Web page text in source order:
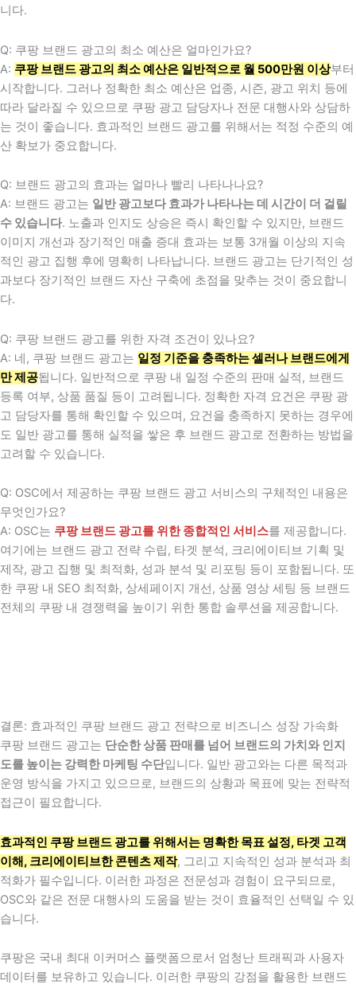
니다.
Q: 쿠팡 브랜드 광고의 최소 예산은 얼마인가요?
A: 쿠팡 브랜드 광고의 최소 예산은 일반적으로 월 500만원 이상부터
시작합니다. 그러나 정확한 최소 예산은 업종, 시즌, 광고 위치 등에
따라 달라질 수 있으므로 쿠팡 광고 담당자나 전문 대행사와 상담하
는 것이 좋습니다. 효과적인 브랜드 광고를 위해서는 적정 수준의 예
산 확보가 중요합니다.
Q: 브랜드 광고의 효과는 얼마나 빨리 나타나나요?
A: 브랜드 광고는 일반 광고보다 효과가 나타나는 데 시간이 더 걸릴
수 있습니다. 노출과 인지도 상승은 즉시 확인할 수 있지만, 브랜드
이미지 개선과 장기적인 매출 증대 효과는 보통 3개월 이상의 지속
적인 광고 집행 후에 명확히 나타납니다. 브랜드 광고는 단기적인 성
과보다 장기적인 브랜드 자산 구축에 초점을 맞추는 것이 중요합니
다.
Q: 쿠팡 브랜드 광고를 위한 자격 조건이 있나요?
A: 네, 쿠팡 브랜드 광고는 일정 기준을 충족하는 셀러나 브랜드에게
만 제공됩니다. 일반적으로 쿠팡 내 일정 수준의 판매 실적, 브랜드
등록 여부, 상품 품질 등이 고려됩니다. 정확한 자격 요건은 쿠팡 광
고 담당자를 통해 확인할 수 있으며, 요건을 충족하지 못하는 경우에
도 일반 광고를 통해 실적을 쌓은 후 브랜드 광고로 전환하는 방법을
고려할 수 있습니다.
Q: OSC에서 제공하는 쿠팡 브랜드 광고 서비스의 구체적인 내용은
무엇인가요?
A: OSC는 쿠팡 브랜드 광고를 위한 종합적인 서비스를 제공합니다.
여기에는 브랜드 광고 전략 수립, 타겟 분석, 크리에이티브 기획 및
제작, 광고 집행 및 최적화, 성과 분석 및 리포팅 등이 포함됩니다. 또
한 쿠팡 내 SEO 최적화, 상세페이지 개선, 상품 영상 세팅 등 브랜드
전체의 쿠팡 내 경쟁력을 높이기 위한 통합 솔루션을 제공합니다.
결론: 효과적인 쿠팡 브랜드 광고 전략으로 비즈니스 성장 가속화
쿠팡 브랜드 광고는 단순한 상품 판매를 넘어 브랜드의 가치와 인지
도를 높이는 강력한 마케팅 수단입니다. 일반 광고와는 다른 목적과
운영 방식을 가지고 있으므로, 브랜드의 상황과 목표에 맞는 전략적
접근이 필요합니다.
효과적인 쿠팡 브랜드 광고를 위해서는 명확한 목표 설정, 타겟 고객
이해, 크리에이티브한 콘텐츠 제작, 그리고 지속적인 성과 분석과 최
적화가 필수입니다. 이러한 과정은 전문성과 경험이 요구되므로,
OSC와 같은 전문 대행사의 도움을 받는 것이 효율적인 선택일 수 있
습니다.
쿠팡은 국내 최대 이커머스 플랫폼으로서 엄청난 트래픽과 사용자
데이터를 보유하고 있습니다. 이러한 쿠팡의 강점을 활용한 브랜드